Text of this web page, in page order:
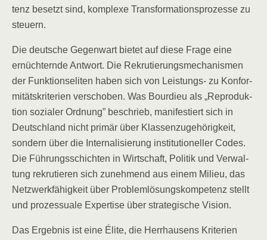
tenz besetzt sind, kom­ple­xe Trans­for­ma­ti­ons­pro­zes­se zu
steuern.
Die deut­sche Gegen­wart bie­tet auf die­se Fra­ge eine
ernüch­tern­de Ant­wort. Die Rekru­tie­rungs­me­cha­nis­men
der Funk­ti­ons­eli­ten haben sich von Leis­tungs- zu Kon­for­
mi­täts­kri­te­ri­en ver­scho­ben. Was Bour­dieu als „Repro­duk­
ti­on sozia­ler Ord­nung” beschrieb, mani­fes­tiert sich in
Deutsch­land nicht pri­mär über Klas­sen­zu­ge­hö­rig­keit,
son­dern über die Inter­na­li­sie­rung insti­tu­tio­nel­ler Codes.
Die Füh­rungs­schich­ten in Wirt­schaft, Poli­tik und Ver­wal­
tung rekru­tie­ren sich zuneh­mend aus einem Milieu, das
Netz­werk­fä­hig­keit über Pro­blem­lö­sungs­kom­pe­tenz stellt
und pro­zes­sua­le Exper­ti­se über stra­te­gi­sche Vision.
Das Ergeb­nis ist eine Éli­te, die Herr­hau­sens Kri­te­ri­en